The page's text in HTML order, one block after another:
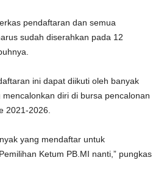
pendaftaran dan semua
sudah diserahkan pada 12
ini dapat diikuti oleh banyak
diri di bursa pencalonan
2021-2026.
yang mendaftar untuk
Ketum PB.MI nanti,” pungkas